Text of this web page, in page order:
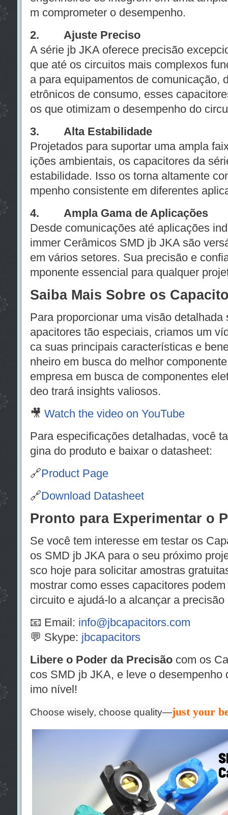
m comprometer o desempenho.
2. Ajuste Preciso
A série jb JKA oferece precisão
que até os circuitos mais complexos
a para equipamentos de comunicação,
etrônicos de consumo, esses
os que otimizam o desempenho do
3. Alta Estabilidade
Projetados para suportar uma ampla
ições ambientais, os capacitores da
estabilidade. Isso os torna altamente
mpenho consistente em diferentes
4. Ampla Gama de Aplicações
Desde comunicações até aplicações
immer Cerâmicos SMD jb JKA são
em vários setores. Sua precisão e
mponente essencial para qualquer
Saiba Mais Sobre os
Para proporcionar uma visão
apacitores tão especiais, criamos um
ca suas principais características e
nheiro em busca do melhor
empresa em busca de componentes
deo trará insights valiosos.
🎥 Watch the video on YouTube
Para especificações detalhadas, você
gina do produto e baixar o datasheet:
🔗Product Page
🔗Download Datasheet
Pronto para Experimentar o
Se você tem interesse em testar os
os SMD jb JKA para o seu próximo
sco hoje para solicitar amostras
mostrar como esses capacitores
circuito e ajudá-lo a alcançar a
📧 Email: info@jbcapacitors.com
💬 Skype: jbcapacitors
Libere o Poder da Precisãocom os
cos SMD jb JKA, e leve o desempenho
imo nível!
Choose wisely, choose quality—just your